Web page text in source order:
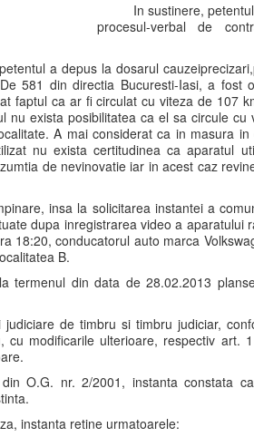
In sustinere,
procesul-verbal de
a depus la dosarul
581 din directia Bucuresti-Iasi, a fost
faptul ca ar fi circulat cu viteza de 107
nu exista posibilitatea ca el sa circule cu
A mai considerat ca in masura
nu exista certitudinea ca aparatul
de nevinovatie iar in acest caz
insa la solicitarea instantei a
dupa inregistrarea video a aparatului
18:20, conducatorul auto marca
B.
termenul din data de 28.02.2013
de timbru si timbru judiciar,
cu modificarile ulterioare, respectiv art.
O.G. nr. 2/2001, instanta constata
instanta retine urmatoarele: